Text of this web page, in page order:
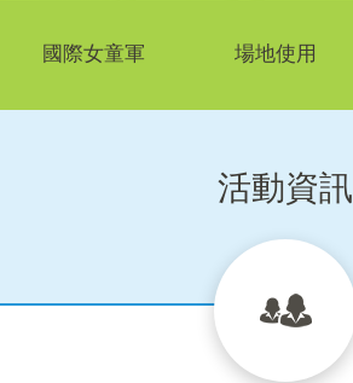
國際女童軍 場地使用
活動資訊